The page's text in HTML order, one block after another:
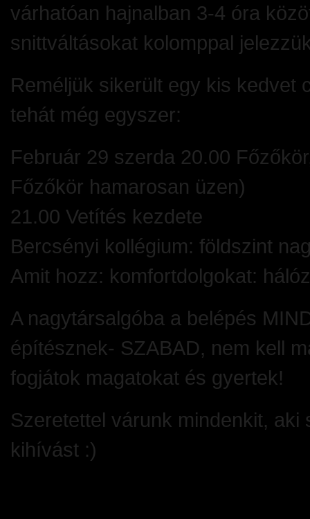
várhatóan hajnalban 3-4 óra
snittváltásokat kolomppal
Reméljük sikerült egy kis kedvet
tehát még egyszer:
Február 29 szerda 20.00
Főzőkör hamarosan üzen)
21.00 Vetítés kezdete
Bercsényi kollégium: földszint
Amit hozz: komfortdolgokat:
A nagytársalgóba a belépés
építésznek- SZABAD, nem kell
fogjátok magatokat és gyertek!
Szeretettel várunk mindenkit,
kihívást :)